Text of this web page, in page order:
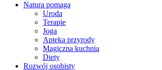
Natura pomaga
Uroda
Terapie
Joga
Apteka przyrody
Magiczna kuchnia
Diety
Rozwój osobisty